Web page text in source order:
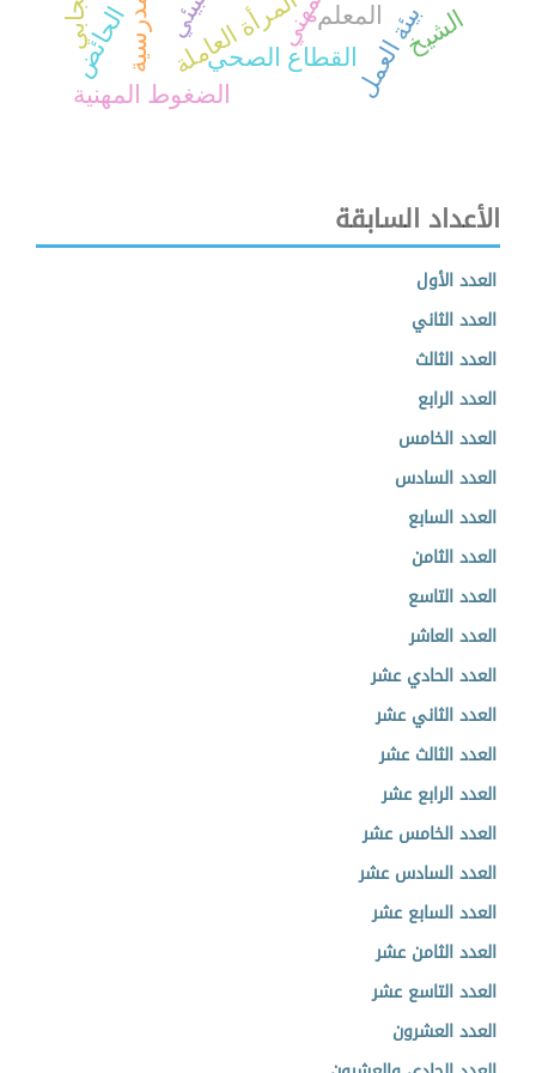
القطاع الصحي
المرأة العاملة المعلمبيئة العمل الضغوط المهنية
الحائض الشيخ
الأعداد السابقة
العدد الأول
العدد الثاني
العدد الثالث
العدد الرابع
العدد الخامس
العدد السادس
العدد السابع
العدد الثامن
العدد التاسع
العدد العاشر
العدد الحادي عشر
العدد الثاني عشر
العدد الثالث عشر
العدد الرابع عشر
العدد الخامس عشر
العدد السادس عشر
العدد السابع عشر
العدد الثامن عشر
العدد التاسع عشر
العدد العشرون